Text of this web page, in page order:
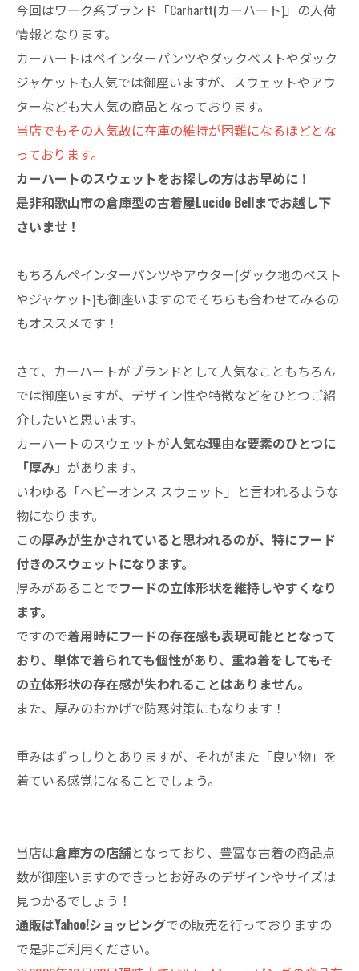
今回はワーク系ブランド「Carhartt(カーハート)」の入荷
情報となります。
カーハートはペインターパンツやダックベストやダック
ジャケットも人気では御座いますが、スウェットやアウ
ターなども大人気の商品となっております。
当店でもその人気故に在庫の維持が困難になるほどとな
っております。
カーハートのスウェットをお探しの方はお早めに！
是非和歌山市の倉庫型の古着屋Lucido Bellまでお越し下
さいませ！
もちろんペインターパンツやアウター(ダック地のベスト
やジャケット)も御座いますのでそちらも合わせてみるの
もオススメです！
さて、カーハートがブランドとして人気なこともちろん
では御座いますが、デザイン性や特徴などをひとつご紹
介したいと思います。
カーハートのスウェットが人気な理由な要素のひとつに
「厚み」 があります。
いわゆる「ヘビーオンス スウェット」と言われるような
物になります。
この厚みが生かされていると思われるのが、特にフード
付きのスウェットになります。
厚みがあることでフードの立体形状を維持しやすくなり
ます。
ですので着用時にフードの存在感も表現可能ととなって
おり、単体で着られても個性があり、重ね着をしてもそ
の立体形状の存在感が失われることはありません。
また、厚みのおかげで防寒対策にもなります！
重みはずっしりとありますが、それがまた「良い物」を
着ている感覚になることでしょう。
当店は倉庫方の店舗となっており、豊富な古着の商品点
数が御座いますのできっとお好みのデザインやサイズは
見つかるでしょう！
通販はYahoo!ショッピングでの販売を行っておりますの
で是非ご利用ください。